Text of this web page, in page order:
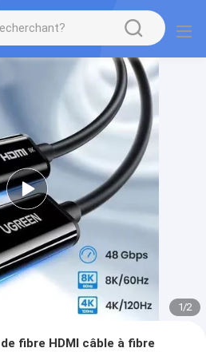
1/2
fibre HDMI câble à fibre